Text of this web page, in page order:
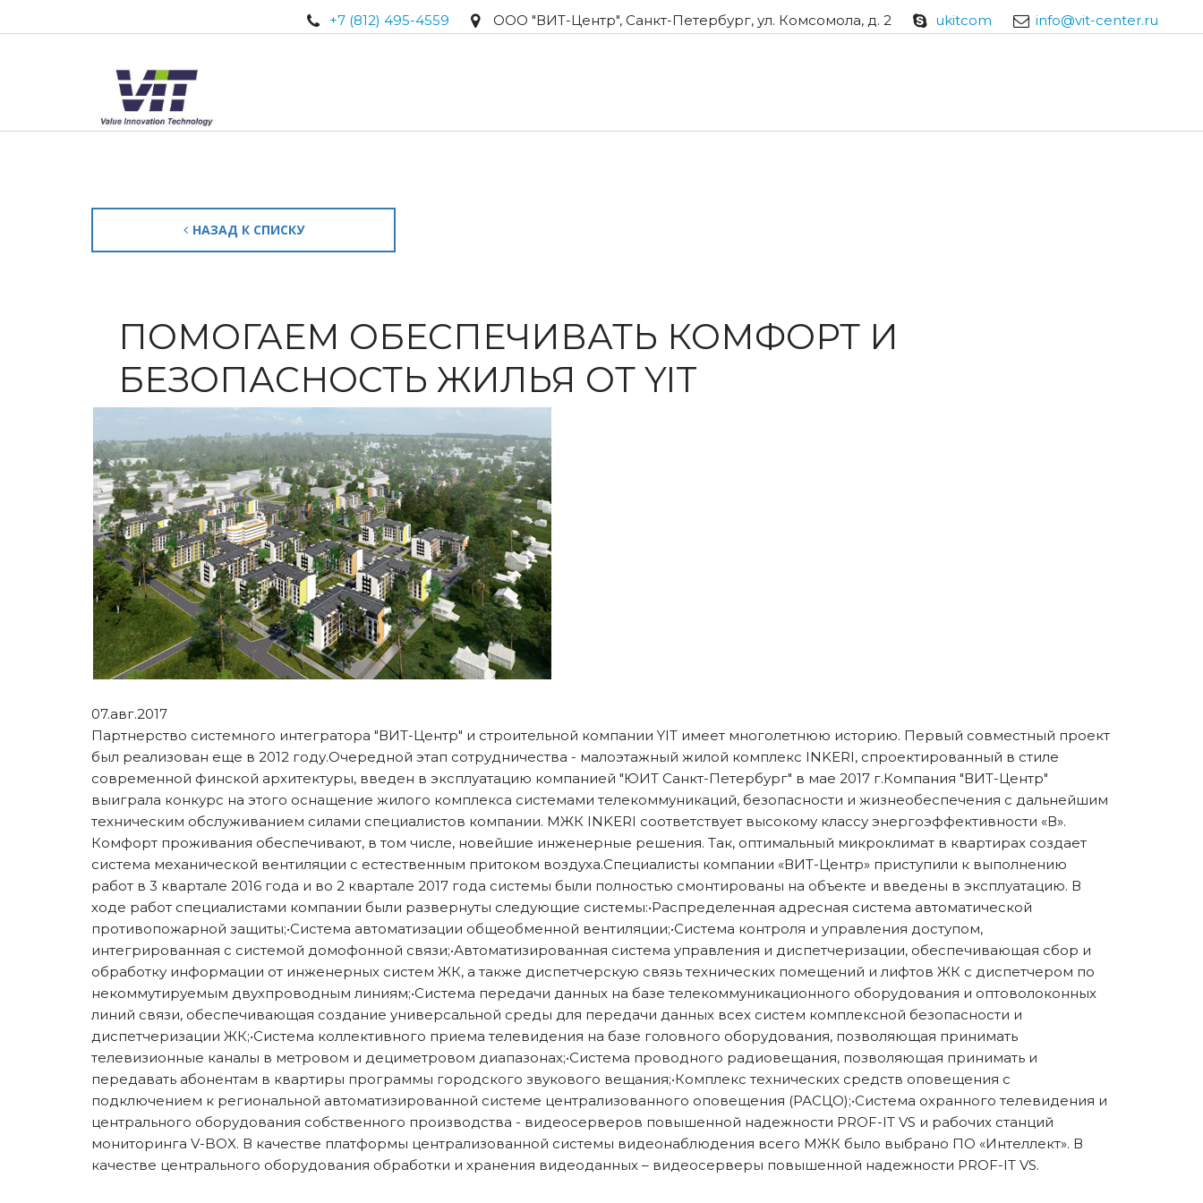
+7 (812) 495-4559 ООО "ВИТ-Центр", Санкт-Петербург, ул. Комсомола, д. 2 ukitcom info@vit-center.ru
НАЗАД К СПИСКУ
ПОМОГАЕМ ОБЕСПЕЧИВАТЬ КОМФОРТ И
БЕЗОПАСНОСТЬ ЖИЛЬЯ ОТ YIT
07.авг.2017
Партнерство системного интегратора "ВИТ-Центр" и строительной компании YIT имеет многолетнюю историю. Первый совместный проект
был реализован еще в 2012 году.Очередной этап сотрудничества - малоэтажный жилой комплекс INKERI, спроектированный в стиле
современной финской архитектуры, введен в эксплуатацию компанией "ЮИТ Санкт-Петербург" в мае 2017 г.Компания "ВИТ-Центр"
выиграла конкурс на этого оснащение жилого комплекса системами телекоммуникаций, безопасности и жизнеобеспечения с дальнейшим
техническим обслуживанием силами специалистов компании. МЖК INKERI соответствует высокому классу энергоэффективности «В».
Комфорт проживания обеспечивают, в том числе, новейшие инженерные решения. Так, оптимальный микроклимат в квартирах создает
система механической вентиляции с естественным притоком воздуха.Специалисты компании «ВИТ-Центр» приступили к выполнению
работ в 3 квартале 2016 года и во 2 квартале 2017 года системы были полностью смонтированы на объекте и введены в эксплуатацию. В
ходе работ специалистами компании были развернуты следующие системы:•Распределенная адресная система автоматической
противопожарной защиты;•Система автоматизации общеобменной вентиляции;•Система контроля и управления доступом,
интегрированная с системой домофонной связи;•Автоматизированная система управления и диспетчеризации, обеспечивающая сбор и
обработку информации от инженерных систем ЖК, а также диспетчерскую связь технических помещений и лифтов ЖК с диспетчером по
некоммутируемым двухпроводным линиям;•Система передачи данных на базе телекоммуникационного оборудования и оптоволоконных
линий связи, обеспечивающая создание универсальной среды для передачи данных всех систем комплексной безопасности и
диспетчеризации ЖК;•Система коллективного приема телевидения на базе головного оборудования, позволяющая принимать
телевизионные каналы в метровом и дециметровом диапазонах;•Система проводного радиовещания, позволяющая принимать и
передавать абонентам в квартиры программы городского звукового вещания;•Комплекс технических средств оповещения с
подключением к региональной автоматизированной системе централизованного оповещения (РАСЦО);•Система охранного телевидения и
центрального оборудования собственного производства - видеосерверов повышенной надежности PROF-IT VS и рабочих станций
мониторинга V-BOX. В качестве платформы централизованной системы видеонаблюдения всего МЖК было выбрано ПО «Интеллект». В
качестве центрального оборудования обработки и хранения видеоданных – видеосерверы повышенной надежности PROF-IT VS.